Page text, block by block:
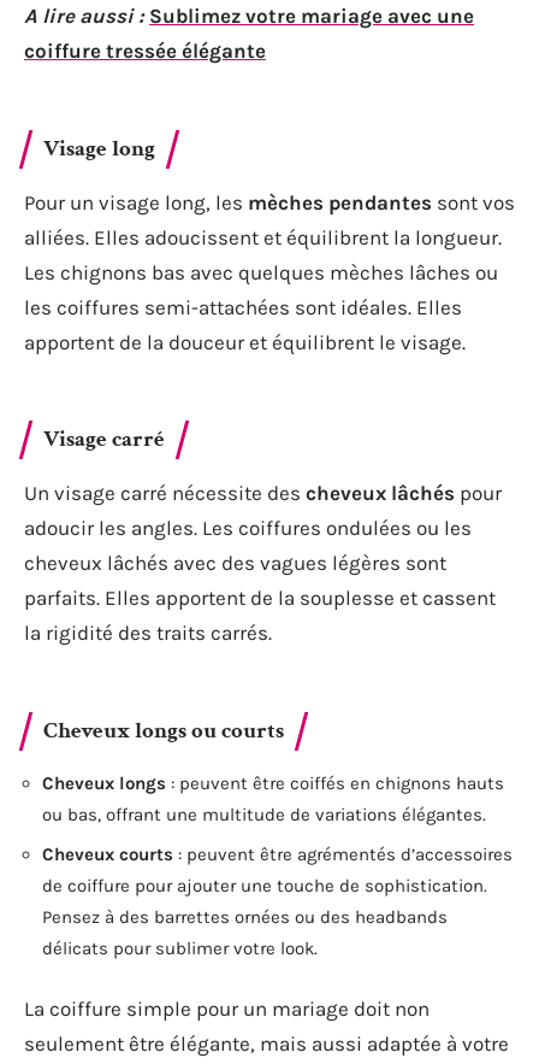
A lire aussi : Sublimez votre mariage avec une
coiffure tressée élégante
Visage long
Pour un visage long, les mèches pendantes sont vos
alliées. Elles adoucissent et équilibrent la longueur.
Les chignons bas avec quelques mèches lâches ou
les coiffures semi-attachées sont idéales. Elles
apportent de la douceur et équilibrent le visage.
Visage carré
Un visage carré nécessite des cheveux lâchés pour
adoucir les angles. Les coiffures ondulées ou les
cheveux lâchés avec des vagues légères sont
parfaits. Elles apportent de la souplesse et cassent
la rigidité des traits carrés.
Cheveux longs ou courts
Cheveux longs : peuvent être coiffés en chignons hauts
ou bas, offrant une multitude de variations élégantes.
Cheveux courts : peuvent être agrémentés d’accessoires
de coiffure pour ajouter une touche de sophistication.
Pensez à des barrettes ornées ou des headbands
délicats pour sublimer votre look.
La coiffure simple pour un mariage doit non
seulement être élégante, mais aussi adaptée à votre